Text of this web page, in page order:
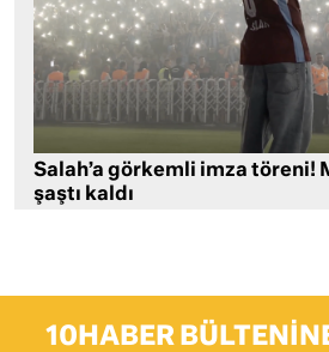
Salah’a görkemli imza töreni!
şaştı kaldı
10HABER